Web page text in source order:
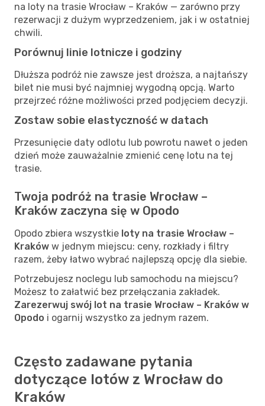
na loty na trasie Wrocław – Kraków — zarówno przy
rezerwacji z dużym wyprzedzeniem, jak i w ostatniej
chwili.
Porównuj linie lotnicze i godziny
Dłuższa podróż nie zawsze jest droższa, a najtańszy
bilet nie musi być najmniej wygodną opcją. Warto
przejrzeć różne możliwości przed podjęciem decyzji.
Zostaw sobie elastyczność w datach
Przesunięcie daty odlotu lub powrotu nawet o jeden
dzień może zauważalnie zmienić cenę lotu na tej
trasie.
Twoja podróż na trasie Wrocław –
Kraków zaczyna się w Opodo
Opodo zbiera wszystkie loty na trasie Wrocław –
Kraków w jednym miejscu: ceny, rozkłady i filtry
razem, żeby łatwo wybrać najlepszą opcję dla siebie.
Potrzebujesz noclegu lub samochodu na miejscu?
Możesz to załatwić bez przełączania zakładek.
Zarezerwuj swój lot na trasie Wrocław – Kraków w
Opodo i ogarnij wszystko za jednym razem.
Często zadawane pytania
dotyczące lotów z Wrocław do
Kraków